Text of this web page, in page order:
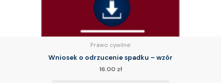
Prawo cywilne
Wniosek o odrzucenie spadku – wzór
16.00 zł